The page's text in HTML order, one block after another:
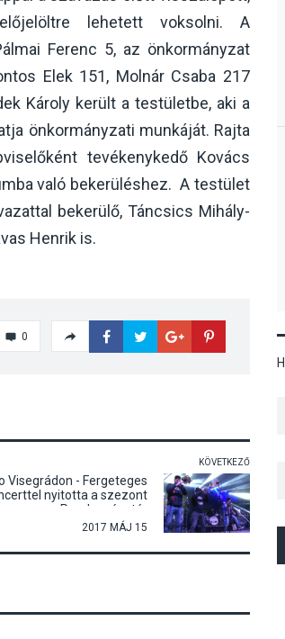
lehetett voksolni. A
Ferenc 5, az önkormányzat
Elek 151, Molnár Csaba 217
Károly került a testületbe, aki a
önkormányzati munkáját. Rajta
tevékenykedő Kovács
való bekerüléshez. A testület
bekerülő, Táncsics Mihály-
Henrik is.
0
KÖVETKEZŐ
Visegrádon - Fergeteges
nyitotta a szezont
a Rendezvénytér
2017 MÁJ 15